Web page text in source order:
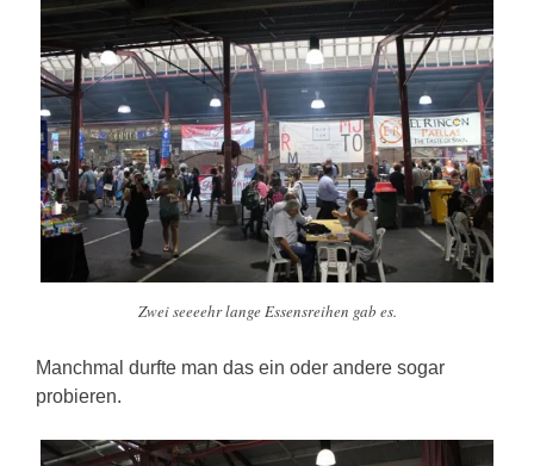
Zwei seeeehr lange Essensreihen gab es.
Manchmal durfte man das ein oder andere sogar
probieren.